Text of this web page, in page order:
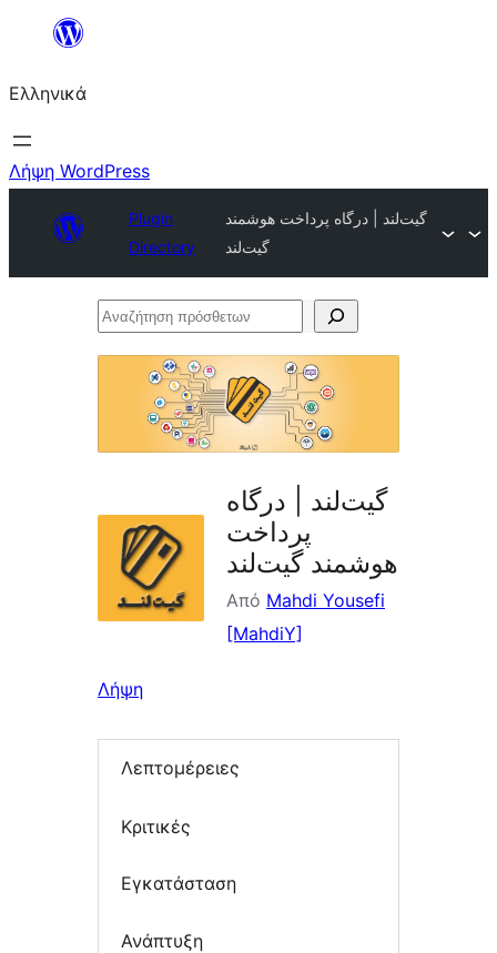
Μετάβαση
περιεχόμενο
Ελληνικά
Λήψη WordPress
Plugin
Directory
گیت‌لند | درگاه پرداخت هوشمند
گیت‌لند
Αναζήτηση
گیت‌لند | درگاه
پرداخت
هوشمند گیت‌لند
Από Mahdi Yousefi
[MahdiY]
Λήψη
Λεπτομέρειες
Κριτικές
Εγκατάσταση
Ανάπτυξη